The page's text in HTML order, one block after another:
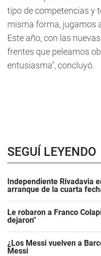
tipo de competencias y
misma forma, jugamos
Este año, con las
frentes que peleamos
entusiasma", concluyó.
SEGUÍ LEYENDO
Independiente Rivadavia
arranque de la cuarta
Le robaron a Franco
dejaron"
¿Los Messi vuelven a
Messi